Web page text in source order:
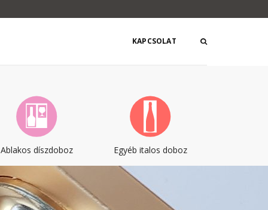
KAPCSOLAT
Ablakos díszdoboz Egyéb italos doboz